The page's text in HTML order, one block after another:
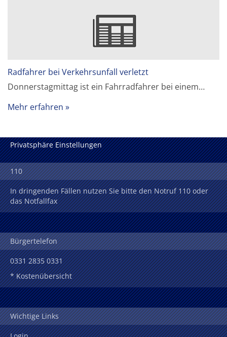
Radfahrer bei Verkehrsunfall verletzt
Donnerstagmittag ist ein Fahrradfahrer bei einem…
Mehr erfahren
Privatsphäre Einstellungen
110
In dringenden Fällen nutzen Sie bitte den Notruf 110 oder
das Notfallfax
Bürgertelefon
0331 2835 0331
* Kostenübersicht
Wichtige Links